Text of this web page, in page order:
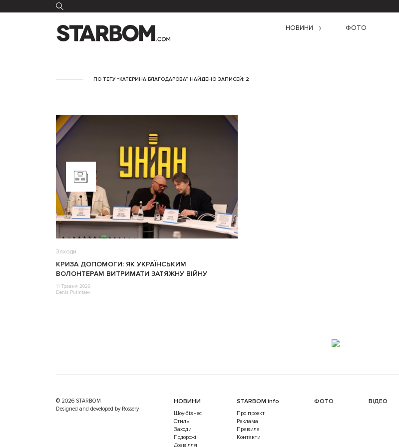
НОВИНИ ФОТО
ПО ТЕГУ “КАТЕРИНА БЛАГОДАРОВА” НАЙДЕНО ЗАПИСЕЙ: 2
Заходи
КРИЗА ДОПОМОГИ: ЯК УКРАЇНСЬКИМ
ВОЛОНТЕРАМ ВИТРИМАТИ ЗАТЯЖНУ ВІЙНУ
11 Травня 2026
Denis Putintsev
© 2026 STARBOM
Designed and developed by Rossery
НОВИНИ
Шоу-бізнес
Стиль
Заходи
Подорожі
Дозвілля
STARBOM info
Про проект
Реклама
Правила
Контакти
ФОТО ВІДЕО